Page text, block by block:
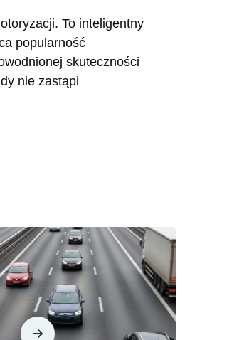
To inteligentny
popularność
skuteczności
nie zastąpi